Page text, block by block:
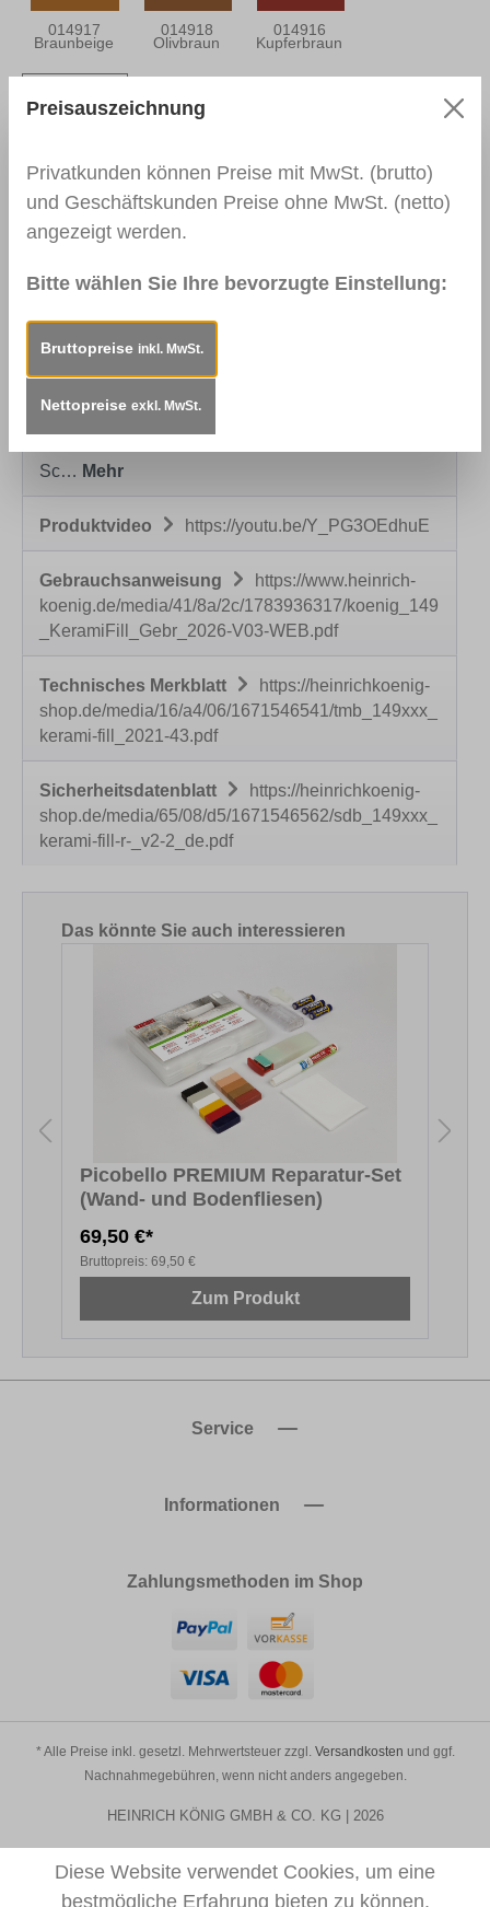
014917
Braunbeige
014918
Olivbraun
014916
Kupferbraun
Dunkelbraun
001494 Grün 001493 Blau
Beschreibung
Sc… Mehr
Produktvideo https://youtu.be/Y_PG3OEdhuE
Gebrauchsanweisung
https://www.heinrich-
koenig.de/media/41/8a/2c/1783936317/koenig_149
_KeramiFill_Gebr_2026-V03-WEB.pdf
Technisches Merkblatt
https://heinrichkoenig-
shop.de/media/16/a4/06/1671546541/tmb_149xxx_
kerami-fill_2021-43.pdf
Sicherheitsdatenblatt
https://heinrichkoenig-
shop.de/media/65/08/d5/1671546562/sdb_149xxx_
kerami-fill-r-_v2-2_de.pdf
Produktgalerie überspringen
Das könnte Sie auch interessieren
Picobello PREMIUM Reparatur-Set
(Wand- und Bodenfliesen)
69,50 €*
Bruttopreis: 69,50 €
Zum Produkt
Service
Informationen
Zahlungsmethoden im Shop
* Alle Preise inkl. gesetzl. Mehrwertsteuer zzgl. Versandkosten und ggf.
Nachnahmegebühren, wenn nicht anders angegeben.
HEINRICH KÖNIG GMBH & CO. KG | 2026
Diese Website verwendet Cookies, um eine
bestmögliche Erfahrung bieten zu können.
Preisauszeichnung
Privatkunden können Preise mit MwSt. (brutto)
und Geschäftskunden Preise ohne MwSt. (netto)
angezeigt werden.
Bitte wählen Sie Ihre bevorzugte Einstellung:
Bruttopreise inkl. MwSt.
Nettopreise exkl. MwSt.